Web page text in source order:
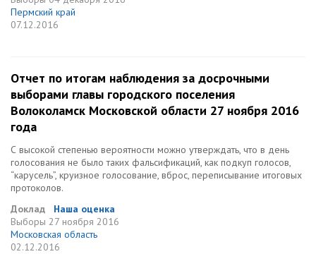
Пермский край
07.12.2016
Отчет по итогам наблюдения за досрочными
выборами главы городского поселения
Волоколамск Московской области 27 ноября 2016
года
С высокой степенью вероятности можно утверждать, что в день
голосования не было таких фальсификаций, как подкуп голосов,
“карусель”, круизное голосование, вброс, переписывание итоговых
протоколов.
Доклад
Наша оценка
Выборы 27 ноября 2016
Московская область
02.12.2016